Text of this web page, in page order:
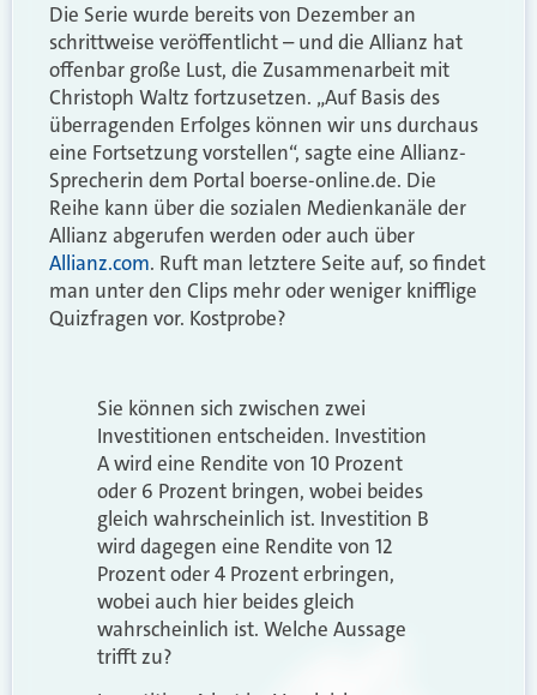
Die Serie wurde bereits von Dezember an
schrittweise veröffentlicht – und die Allianz hat
offenbar große Lust, die Zusammenarbeit mit
Christoph Waltz fortzusetzen. „Auf Basis des
überragenden Erfolges können wir uns durchaus
eine Fortsetzung vorstellen“, sagte eine Allianz-
Sprecherin dem Portal boerse-online.de. Die
Reihe kann über die sozialen Medienkanäle der
Allianz abgerufen werden oder auch über
Allianz.com. Ruft man letztere Seite auf, so findet
man unter den Clips mehr oder weniger knifflige
Quizfragen vor. Kostprobe?
Sie können sich zwischen zwei
Investitionen entscheiden. Investition
A wird eine Rendite von 10 Prozent
oder 6 Prozent bringen, wobei beides
gleich wahrscheinlich ist. Investition B
wird dagegen eine Rendite von 12
Prozent oder 4 Prozent erbringen,
wobei auch hier beides gleich
wahrscheinlich ist. Welche Aussage
trifft zu?